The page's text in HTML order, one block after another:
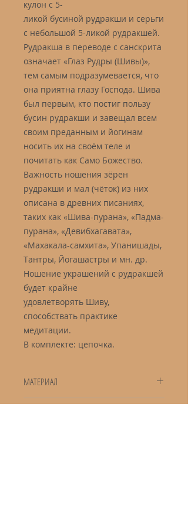
кулон с 5-
ликой бусиной рудракши и серьги
с небольшой 5-ликой рудракшей.
Рудракша в переводе с санскрита
означает «Глаз Рудры (Шивы)»,
тем самым подразумевается, что
она приятна глазу Господа. Шива
был первым, кто постиг пользу
бусин рудракши и завещал всем
своим преданным и йогинам
носить их на своём теле и
почитать как Само Божество.
Важность ношения зёрен
рудракши и мал (чёток) из них
описана в древних писаниях,
таких как «Шива-пурана», «Падма-
пурана», «Девибхагавата»,
«Махакала-самхита», Упанишады,
Тантры, Йогашастры и мн. др.
Ношение украшений с рудракшей
будет крайне
удовлетворять Шиву,
способствать практике
медитации.
В комплекте: цепочка.
МАТЕРИАЛ
Рудракша 5-ликая, сплав металла